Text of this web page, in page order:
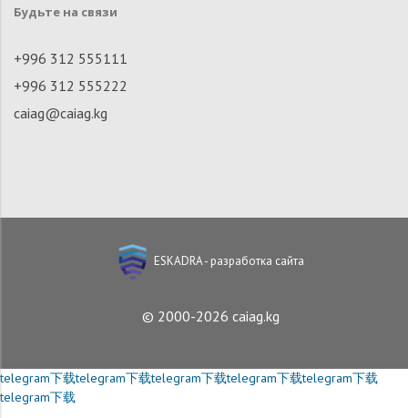
Будьте на связи
+996 312 555111
+996 312 555222
caiag@caiag.kg
ESKADRA - разработка сайта
© 2000-2026 caiag.kg
telegram下载telegram下载telegram下载telegram下载telegram下载
telegram下载